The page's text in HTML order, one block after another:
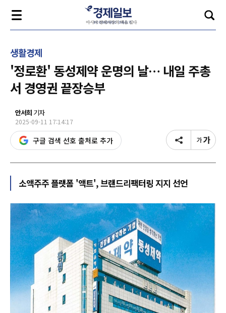
생활경제
'정로환' 동성제약 운명의 날… 내일 주총
서 경영권 끝장승부
안서희 기자
2025-09-11 17:14:17
구글 검색 선호 출처로 추가
소액주주 플랫폼 '액트', 브랜드리팩터링 지지 선언